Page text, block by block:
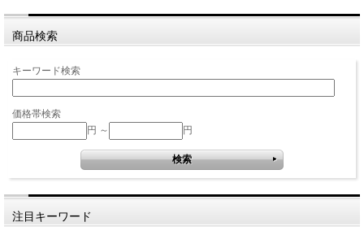
商品検索
キーワード検索
価格帯検索
円 ～
円
注目キーワード